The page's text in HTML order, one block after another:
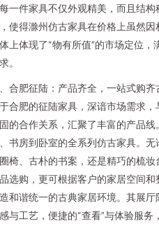
一件家具不仅外观精美，而且结
使得滁州仿古家具在价格上虽然
上体现了“物有所值”的市场定位
。
合肥征陆：产品齐全，一站式购齐
合肥的征陆家具，深谙市场需求
的合作关系，汇聚了丰富的产品
书房到卧室的全系列仿古家具。
椅、古朴的书案，还是精巧的梳
选购，更可根据客户的家居空间
和谐统一的古典家居环境。其展
与工艺，便捷的“查看”与体验服务